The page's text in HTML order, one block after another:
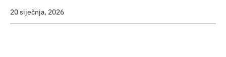
20 siječnja, 2026